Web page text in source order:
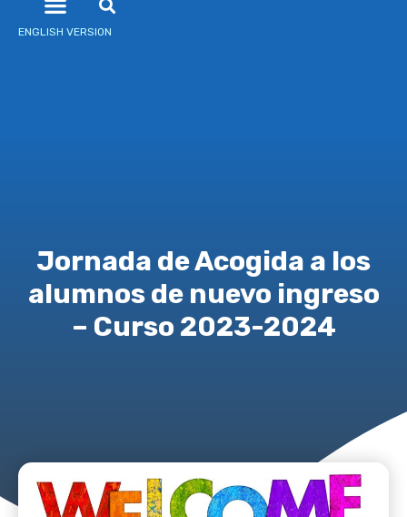
ENGLISH VERSION
Jornada de Acogida a los
alumnos de nuevo ingreso
– Curso 2023-2024